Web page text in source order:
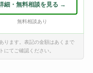
細・無料相談を見る →
無料相談あり
ります。表記の金額はあくまで
にてご確認ください。